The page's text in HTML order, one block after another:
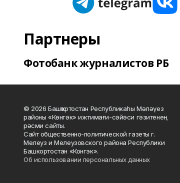
Партнеры
Фотобанк журналистов РБ
© 2026 Башҡортостан Республикаһы Мәләүез
районы «Көнгәк» ижтимағи-сәйәси гәзитенең
рәсми сайты.
Сайт общественно-политической газеты г.
Мелеуз и Мелеузовского района Республики
Башкортостан «Конгэк».
Об использовании персональных данных